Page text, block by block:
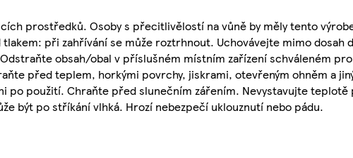
prostředků. Osoby s přecitlivělostí na vůně by měly tento
při zahřívání se může roztrhnout. Uchovávejte mimo dosah
obsah/obal v příslušném místním zařízení schváleném
před teplem, horkými povrchy, jiskrami, otevřeným ohněm a
po použití. Chraňte před slunečním zářením. Nevystavujte teplotě
být po stříkání vlhká. Hrozí nebezpečí uklouznutí nebo pádu.